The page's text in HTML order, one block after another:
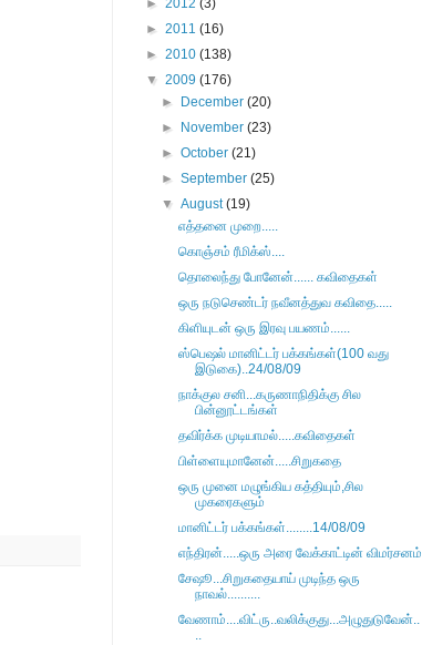
► 2012 (3)
► 2011 (16)
► 2010 (138)
▼ 2009 (176)
►
December(20)
►
November(23)
►October(21)
►September(25)
▼August(19)
எத்தனை முறை.....
கொஞ்சம் ரீமிக்ஸ்....
தொலைந்து போனேன்...... கவிதைகள்
ஒரு நடுசெண்டர் நவீனத்துவ கவிதை.....
கிளியுடன் ஒரு இரவு பயணம்......
ஸ்பெஷல் மானிட்டர் பக்கங்கள்(100 வது
இடுகை)..24/08/09
நாக்குல சனி...கருணாநிதிக்கு சில
பின்னூட்டங்கள்
தவிர்க்க முடியாமல்.....கவிதைகள்
பிள்ளையுமானேன்.....சிறுகதை
ஒரு முனை மழுங்கிய கத்தியும்,சில
முகரைகளும்
மானிட்டர் பக்கங்கள்........14/08/09
எந்திரன்.....ஒரு அரை வேக்காட்டின் விமர்சனம்
சேஷூ...சிறுகதையாய் முடிந்த ஒரு
நாவல்..........
வேணாம்....விட்ரு..வலிக்குது...அழுதுடுவேன்..
..